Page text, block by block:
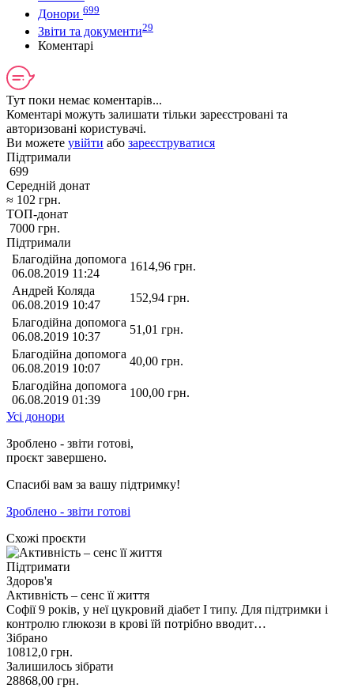
Донори 699
Звіти та документи29
Коментарі
Тут поки немає коментарів...
Коментарі можуть залишати тільки зареєстровані та
авторизовані користувачі.
Ви можете увійти або зареєструватися
Підтримали
699
Середній донат
≈ 102 грн.
ТОП-донат
7000 грн.
Підтримали
Благодійна допомога
06.08.2019 11:24
1614,96 грн.
Андрей Коляда
06.08.2019 10:47
152,94 грн.
Благодійна допомога
06.08.2019 10:37
51,01 грн.
Благодійна допомога
06.08.2019 10:07
40,00 грн.
Благодійна допомога
06.08.2019 01:39
100,00 грн.
Усі донори
Зроблено - звіти готові,
проєкт завершено.
Спасибі вам за вашу підтримку!
Зроблено - звіти готові
Схожі проєкти
Підтримати
Здоров'я
Активність – сенс її життя
Софії 9 років, у неї цукровий діабет І типу. Для підтримки і
контролю глюкози в крові їй потрібно вводит…
Зібрано
10812,0 грн.
Залишилось зібрати
28868,00 грн.